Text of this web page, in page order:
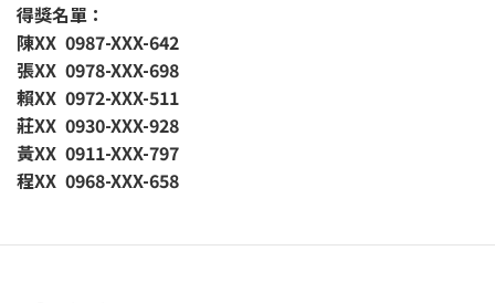
得獎名單：
陳XX 0987-XXX-642
張XX 0978-XXX-698
賴XX 0972-XXX-511
莊XX 0930-XXX-928
黃XX 0911-XXX-797
程XX 0968-XXX-658